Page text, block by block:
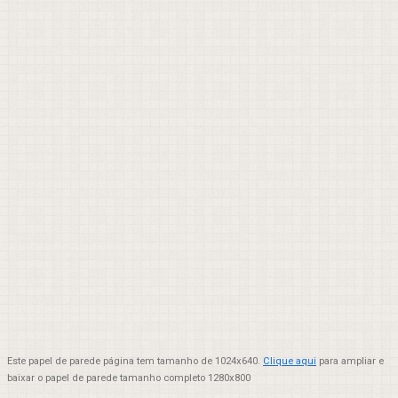
Este papel de parede página tem tamanho de 1024x640. Clique aqui para ampliar e
baixar o papel de parede tamanho completo 1280x800